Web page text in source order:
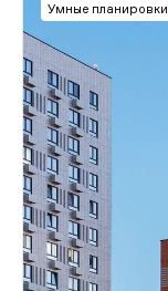
Умные планировки